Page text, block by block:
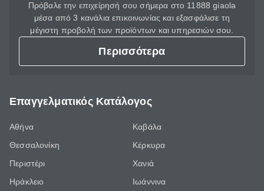
Πρόβαλε την επιχείρησή σου σήμερα στο 11888 giaola
μέσα από 3 κανάλια επικοινωνίας και εξασφάλισε τη
μέγιστη προβολή των προϊόντων και υπηρεσιών σου.
Περισσότερα
Επαγγελματικός Κατάλογος
Αθήνα
Θεσσαλονίκη
Περιστέρι
Ηράκλειο
Καβάλα
Κέρκυρα
Χανιά
Ιωάννινα